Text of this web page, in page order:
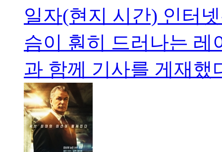
일자(현지 시간) 인터
슴이 훤히 드러나는 레
과 함께 기사를 게재했